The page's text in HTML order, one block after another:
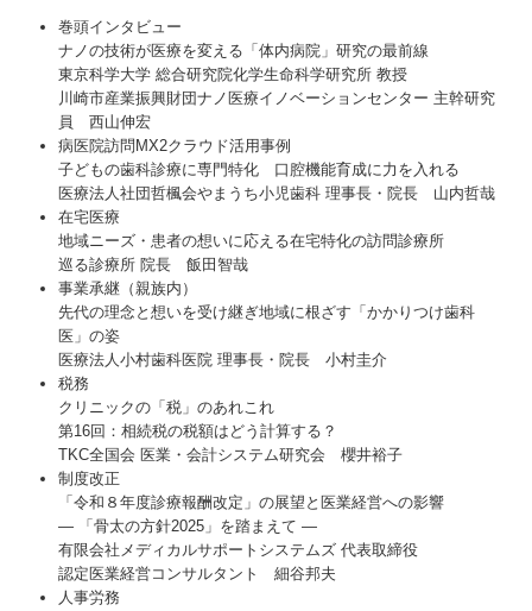
巻頭インタビュー
ナノの技術が医療を変える「体内病院」研究の最前線
東京科学大学 総合研究院化学生命科学研究所 教授
川崎市産業振興財団ナノ医療イノベーションセンター 主幹研究
員 西山伸宏
病医院訪問MX2クラウド活用事例
子どもの歯科診療に専門特化 口腔機能育成に力を入れる
医療法人社団哲楓会やまうち小児歯科 理事長・院長 山内哲哉
在宅医療
地域ニーズ・患者の想いに応える在宅特化の訪問診療所
巡る診療所 院長 飯田智哉
事業承継（親族内）
先代の理念と想いを受け継ぎ地域に根ざす「かかりつけ歯科
医」の姿
医療法人小村歯科医院 理事長・院長 小村圭介
税務
クリニックの「税」のあれこれ
第16回：相続税の税額はどう計算する？
TKC全国会 医業・会計システム研究会 櫻井裕子
制度改正
「令和８年度診療報酬改定」の展望と医業経営への影響
― 「骨太の方針2025」を踏まえて ―
有限会社メディカルサポートシステムズ 代表取締役
認定医業経営コンサルタント 細谷邦夫
人事労務